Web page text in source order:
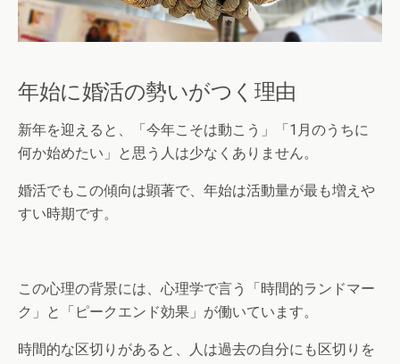
年始に婚活の勢いがつく理由
新年を迎えると、「今年こそは動こう」「1月のうちに
何か始めたい」と思う人は少なくありません。
婚活でもこの傾向は顕著で、年始は活動量が最も増えや
すい時期です。
この心理の背景には、心理学で言う「時間的ランドマー
ク」と「ピークエンド効果」が働いています。
時間的な区切りがあると、人は過去の自分にも区切りを